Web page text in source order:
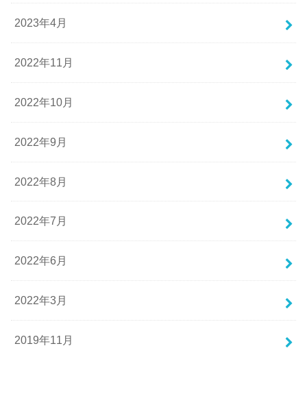
2023年4月
2022年11月
2022年10月
2022年9月
2022年8月
2022年7月
2022年6月
2022年3月
2019年11月